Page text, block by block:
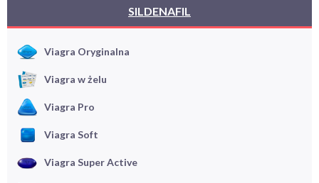
SILDENAFIL
Viagra Oryginalna
Viagra w żelu
Viagra Pro
Viagra Soft
Viagra Super Active